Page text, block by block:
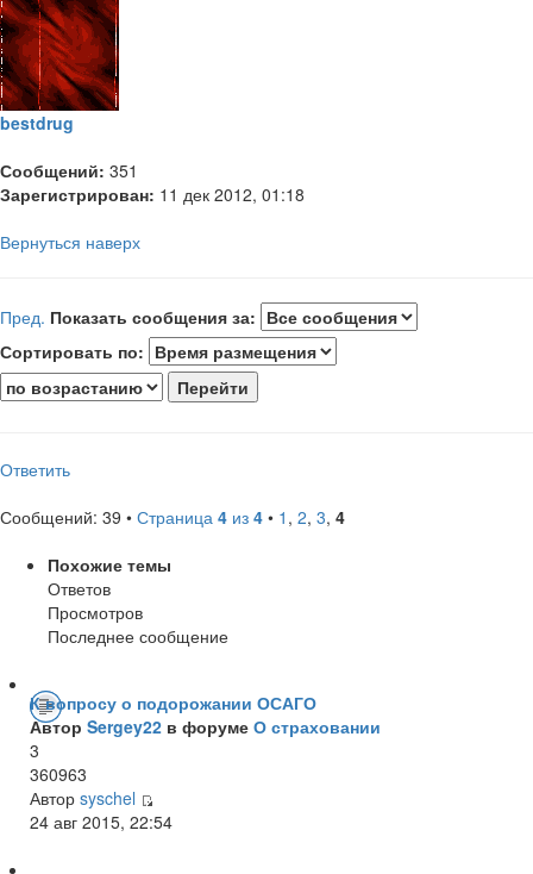
bestdrug
Сообщений: 351
Зарегистрирован: 11 дек 2012, 01:18
Вернуться наверх
Пред. Показать сообщения за:
Сортировать по:
Ответить
Сообщений: 39 • Страница 4 из 4 • 1 , 2, 3, 4
Похожие темы
Ответов
Просмотров
Последнее сообщение
К вопросу о подорожании ОСАГО
Автор Sergey22 в форуме О страховании
3
360963
Автор syschel
24 авг 2015, 22:54